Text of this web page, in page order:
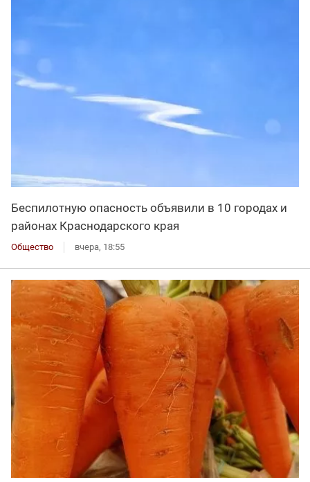
Беспилотную опасность объявили в 10 городах и
районах Краснодарского края
Общество вчера, 18:55